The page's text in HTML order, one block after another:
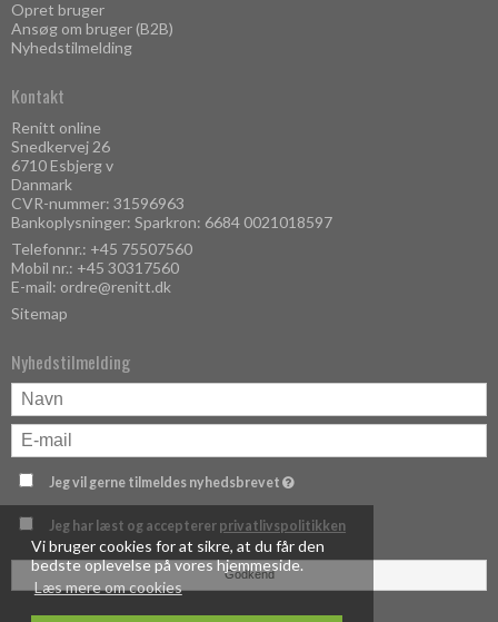
Vi bruger cookies for at sikre, at du får den
bedste oplevelse på vores hjemmeside.
Læs mere om cookies
Opret bruger
Ansøg om bruger (B2B)
Nyhedstilmelding
Kontakt
Renitt online
Snedkervej 26
6710 Esbjerg v
Danmark
CVR-nummer: 31596963
Bankoplysninger: Sparkron: 6684 0021018597
Telefonnr.: +45 75507560
Mobil nr.: +45 30317560
E-mail: ordre@renitt.dk
Sitemap
Nyhedstilmelding
Jeg vil gerne tilmeldes nyhedsbrevet
Jeg har læst og accepterer privatlivspolitikken
Godkend